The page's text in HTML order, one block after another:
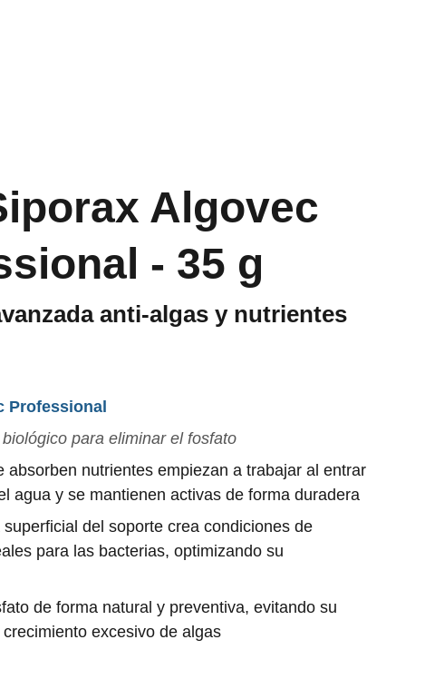
Algovec
- 35 g
anti-algas y nutrientes
Professional
para eliminar el fosfato
absorben nutrientes empiezan a trabajar al entrar
agua y se mantienen activas de forma duradera
superficial del soporte crea condiciones de
para las bacterias, optimizando su
de forma natural y preventiva, evitando su
excesivo de algas